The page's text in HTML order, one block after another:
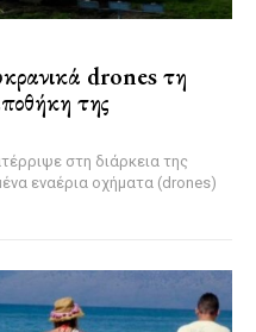
drones τη
της
στη διάρκεια της
εναέρια οχήματα (drones)